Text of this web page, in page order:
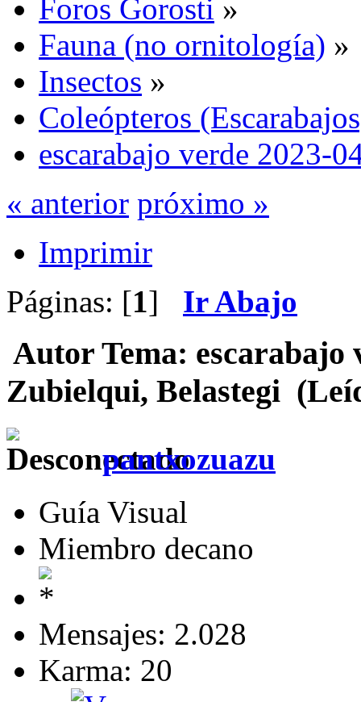
Foros Gorosti »
Fauna (no ornitología) »
Insectos »
Coleópteros
escarabajo verde 2023-
« anterior próximo »
Imprimir
Páginas: [1] Ir Abajo
Autor Tema: escarabajo
Zubielqui, Belastegi
pantxozuazu
Guía Visual
Miembro decano
Mensajes: 2.028
Karma: 20